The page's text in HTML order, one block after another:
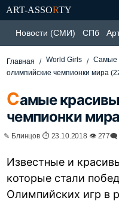
ART-ASSORTY
Новости (СМИ) СПб
Главная World Girls Самые
олимпийские чемпионки мира
Самые
чемпионки
✎ Блинцов ⏱ 23.10.2018 👁 277🗨
Известные и
которые стали
Олимпийских игр в